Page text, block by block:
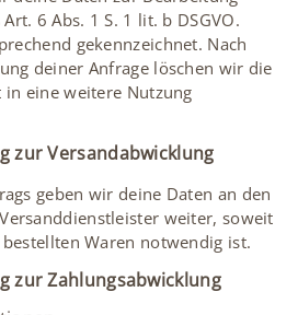
6 Abs. 1 S. 1 lit. b DSGVO.
gekennzeichnet. Nach
deiner Anfrage löschen wir die
eine weitere Nutzung
zur Versandabwicklung
geben wir deine Daten an den
weiter, soweit
Waren notwendig ist.
zur Zahlungsabwicklung